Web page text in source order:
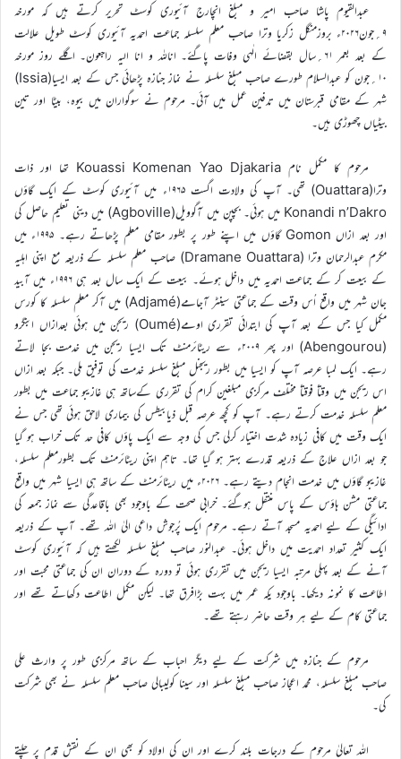
عبدالقیوم پاشا صاحب امیر و مبلغ انچارج آئیوری کوسٹ تحریر کرتے ہیں کہ مورخہ
۹؍جون۲۰۲۶ء بروزمنگل زکریا وترا صاحب معلم سلسلہ جماعت احمدیہ آئیوری کوسٹ طویل علالت
کے بعد بعمر ۶۱؍سال بقضائے الٰہی وفات پاگئے۔ اناللہ و انا الیہ راجعون۔ اگلے روز مورخہ
۱۰؍جون کو عبدالسلام طورے صاحب مبلغ سلسلہ نے نماز جنازہ پڑھائی جس کے بعد ایسیا(Issia)
شہر کے مقامی قبرستان میں تدفین عمل میں آئی۔ مرحوم نے سوگواران میں بیوہ، بیٹا اور تین
بیٹیاں چھوڑی ہیں۔
مرحوم کا مکمل نام Kouassi Komenan Yao Djakaria تھا اور ذات
وترا(Ouattara) تھی۔ آپ کی ولادت اگست ۱۹۶۵ء میں آئیوری کوسٹ کے ایک گاؤں
Konandi n’Dakro میں ہوئی۔ بچپن میں آگوویل(Agboville) میں دینی تعلیم حاصل کی
اور بعد ازاں Gomon گاؤں میں اپنے طور پر بطور مقامی معلم پڑھاتے رہے۔ ۱۹۹۵ء میں
مکرم عبدالرحمان وترا (Dramane Ouattara) صاحب معلم سلسلہ کے ذریعہ مع اپنی اہلیہ
کے بیعت کر کے جماعت احمدیہ میں داخل ہوئے۔ بیعت کے ایک سال بعد ہی ۱۹۹۶ء میں آبید
جان شہر میں واقع اُس وقت کے جماعتی سینٹر آجامے(Adjamé) میں آکر معلم سلسلہ کا کورس
مکمل کیا جس کے بعد آپ کی ابتدائی تقرری اومے(Oumé) ریجن میں ہوئی بعدازاں ابنگرو
(Abengourou) اور پھر ۲۰۰۹ء سے ریٹائرمنٹ تک ایسیا ریجن میں خدمت بجا لاتے
رہے۔ ایک لمبا عرصہ آپ کو ایسیا میں بطور ریجنل مبلغ سلسلہ خدمت کی توفیق ملی۔ جبکہ بعد ازاں
اس ریجن میں وقتاً فوقتاً مختلف مرکزی مبلغین کرام کی تقرری کےساتھ ہی غازیبو جماعت میں بطور
معلم سلسلہ خدمت کرتے رہے۔ آپ کو کچھ عرصہ قبل ذیابیطس کی بیماری لاحق ہوئی تھی جس نے
ایک وقت میں کافی زیادہ شدت اختیار کرلی جس کی وجہ سے ایک پاؤں کافی حد تک خراب ہو گیا
جو بعد ازاں علاج کے ذریعہ قدرے بہتر ہو گیا تھا۔ تاہم اپنی ریٹائرمنٹ تک بطورمعلم سلسلہ،
غازیبو گاؤں میں خدمت انجام دیتے رہے۔ ۲۰۲۶ء میں ریٹائرمنٹ کے ساتھ ہی ایسیا شہر میں واقع
جماعتی مشن ہاؤس کے پاس منتقل ہوگئے۔ خرابی صحت کے باوجود بھی باقاعدگی سے نماز جمعہ کی
ادائیگی کے ليے احمدیہ مسجد آتے رہے۔ مرحوم ایک پُرجوش داعی الیٰ اللہ تھے۔ آپ کے ذریعہ
ایک کثیر تعداد احمدیت میں داخل ہوئی۔ عبدالنور صاحب مبلغ سلسلہ لکھتے ہیں کہ آئیوری کوسٹ
آنے کے بعد پہلی مرتبہ ایسیا ریجن میں تقرری ہوئی تو دورہ کے دوران ان کی جماعتی محبت اور
اطاعت کا نمونہ دیکھا۔ باوجود یکہ عمر میں بہت بڑافرق تھا۔ لیکن مکمل اطاعت دکھاتے تھے اور
جماعتی کام کے ليے ہر وقت حاضر رہتے تھے۔
مرحوم کے جنازہ میں شرکت کے ليے دیگر احباب کے ساتھ مرکزی طور پر وارث علی
صاحب مبلغ سلسلہ، محمد اعجاز صاحب مبلغ سلسلہ اور سینا کولیبالی صاحب معلم سلسلہ نے بھی شرکت
کی۔
اللہ تعالیٰ مرحوم کے درجات بلند کرے اور ان کی اولاد کو بھی ان کے نقش قدم پر چلتے